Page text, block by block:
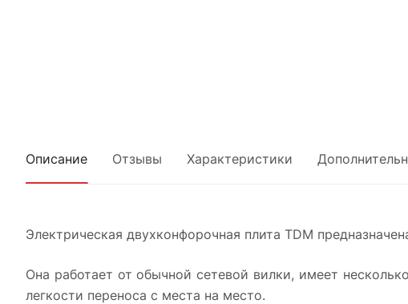
Описание Отзывы Характеристики
Электрическая двухконфорочная плита TDM
Она работает от обычной сетевой вилки, имеет
легкости переноса с места на место.